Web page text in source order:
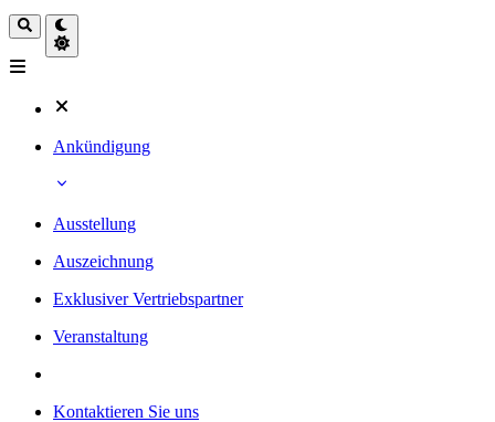
Ankündigung
Ausstellung
Auszeichnung
Exklusiver Vertriebspartner
Veranstaltung
Kontaktieren Sie uns